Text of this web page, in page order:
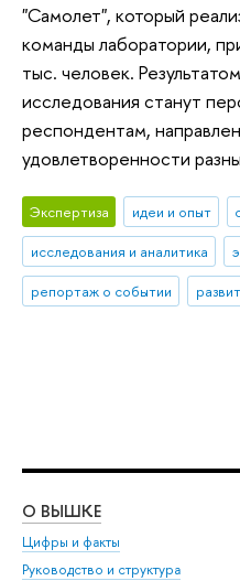
"Самолет", который
команды лаборатории,
тыс. человек.
исследования станут
респондентам,
удовлетворенности
Экспертиза идеи и опыт
исследования и аналитика
репортаж о событии
О ВЫШКЕ
Цифры и факты
Руководство и структура